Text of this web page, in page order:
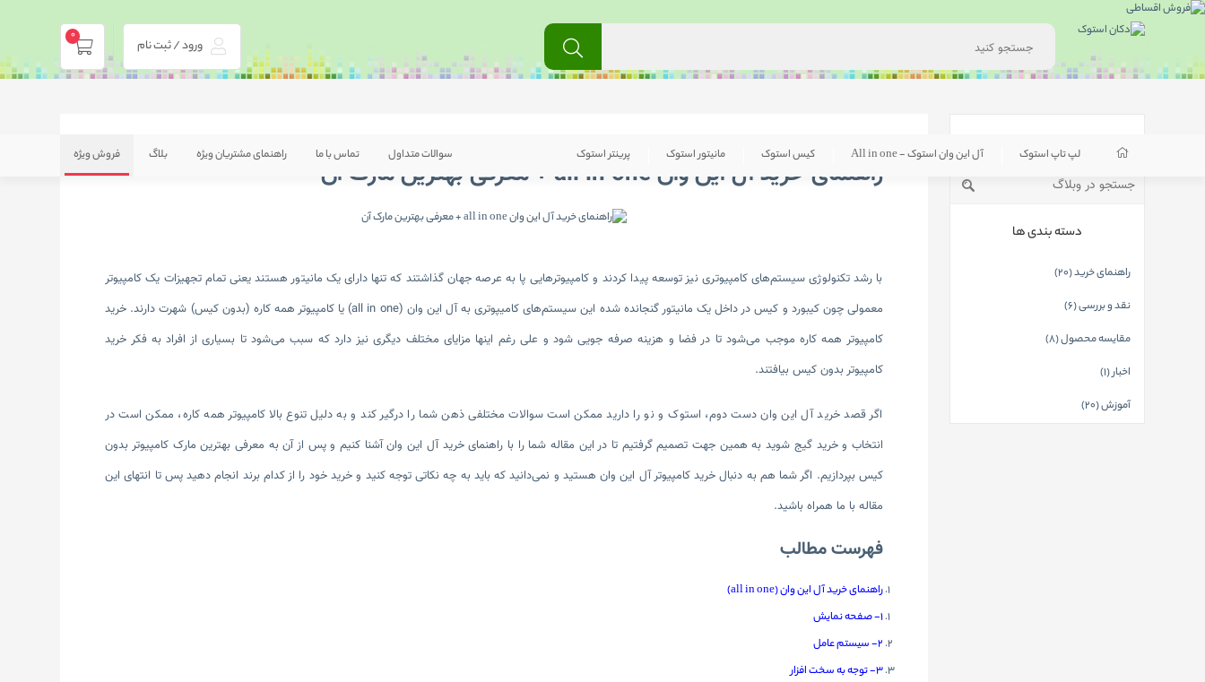
ورود / ثبت نام
0
لپ تاپ استوک آل این وان استوک - All in one کیس استوک مانیتور استوک پرینتر استوک سوالات متداول تماس با ما راهنمای مشتریان ویژه بلاگ فروش ویژه
راهنمای خرید آل این وان all in one + معرفی بهترین مارک آن
با رشد تکنولوژی سیستم‌های کامپیوتری نیز توسعه پیدا کردند و کامپیوترهایی پا به عرصه جهان گذاشتند که تنها دارای یک مانیتور هستند یعنی تمام تجهیزات یک کامپیوتر
معمولی چون کیبورد و کیس در داخل یک مانیتور گنجانده شده این سیستم‌های کامیپوتری به آل این وان (all in one) یا کامپیوتر همه کاره (بدون کیس) شهرت دارند. خرید
کامپیوتر همه کاره موجب می‌شود تا در فضا و هزینه صرفه جویی شود و علی رغم اینها مزایای مختلف دیگری نیز دارد که سبب می‌شود تا بسیاری از افراد به فکر خرید
کامپیوتر بدون کیس بیافتند.
اگر قصد خرید آل این وان دست دوم، استوک و نو را دارید ممکن است سوالات مختلفی ذهن شما را درگیر کند و به دلیل تنوع بالا کامپیوتر همه کاره، ممکن است در
انتخاب و خرید گیج شوید به همین جهت تصمیم گرفتیم تا در این مقاله شما را با راهنمای خرید آل این وان آشنا کنیم و پس از آن به معرفی بهترین مارک کامپیوتر بدون
کیس بپردازیم. اگر شما هم به دنبال خرید کامپیوتر آل این وان هستید و نمی‌دانید که باید به چه نکاتی توجه کنید و خرید خود را از کدام برند انجام دهید پس تا انتهای این
مقاله با ما همراه باشید.
فهرست مطالب
راهنمای خرید آل این وان (all in one)
1- صفحه نمایش
2- سیستم عامل
3- توجه به سخت افزار
دسته بندی ها
راهنمای خرید (20)
نقد و بررسی (6)
مقایسه محصول (8)
اخبار (1)
آموزش (20)